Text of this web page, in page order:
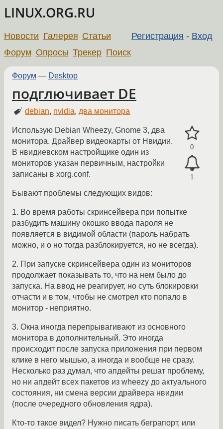
LINUX.ORG.RU
Регистрация - Вход
Новости Галерея Статьи
Форум Опросы Трекер Поиск
Форум — Desktop
подглючивает DE
debian, nvidia,два монитора
0
1
Использую Debian Wheezy, Gnome 3, два
монитора. Драйвер видеокарты от Нвидии.
В нвидиевском настройщике один из
мониторов указан первичным, настройки
записаны в xorg.conf.
Бывают проблемы следующих видов:
1. Во время работы скринсейвера при попытке
разбудить машину окошко ввода пароля не
появляется в видимой области (пароль набрать
можно, и о но тогда разблокируется, но не всегда).
2. При запуске скринсейвера один из мониторов
продолжает показывать то, что на нем было до
запуска. На ввод не реагирует, но суть блокировки
отчасти и в том, чтобы не смотрел кто попало в
монитор - неприятно.
3. Окна иногда перепрывагивают из основного
монитора в дополнительный. Это иногда
происходит после запуска приложения при первом
клике в него мышью, а иногда и вообще не сразу.
Несколько раз думал, что апдейты решат проблему,
но ни апдейт всех пакетов из wheezy до актуального
состояния, ни смена версии драйвера нвидии
(после очередного обновления ядра).
Кто-то такое видел? Нужно писать беграпорт, или